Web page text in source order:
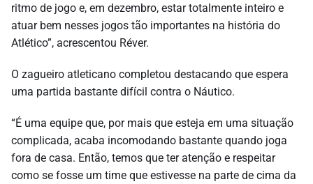
ritmo de jogo e, em dezembro, estar totalmente inteiro e
atuar bem nesses jogos tão importantes na história do
Atlético”, acrescentou Réver.
O zagueiro atleticano completou destacando que espera
uma partida bastante difícil contra o Náutico.
“É uma equipe que, por mais que esteja em uma situação
complicada, acaba incomodando bastante quando joga
fora de casa. Então, temos que ter atenção e respeitar
como se fosse um time que estivesse na parte de cima da